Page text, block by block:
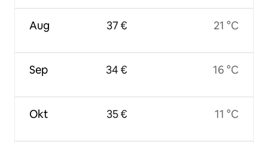
Aug
Sep
Okt
37 €
34 €
35 €
21 °C
16 °C
11 °C